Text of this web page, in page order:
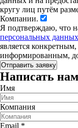
кругу лиц путём
Компании.
Я подтверждаю, что
персональных данных
является
информированным,
Написать нам
Имя
Компания
Email *